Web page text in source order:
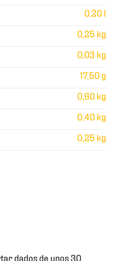
0,20 l
0,25 kg
0,03 kg
17,50 g
0,60 kg
0,40 kg
0,25 kg
dados de unos 30